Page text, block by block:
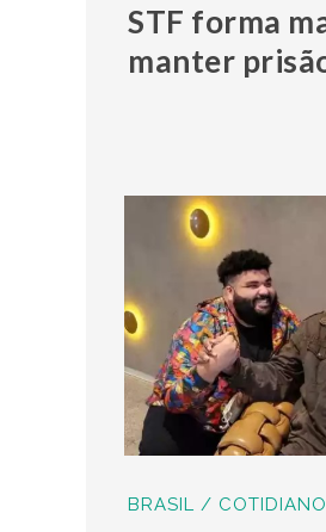
STF forma
manter
BRASIL / COTIDIANO